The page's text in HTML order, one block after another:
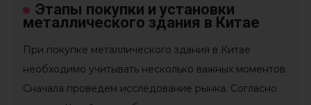
Этапы покупки и установки
металлического здания в Китае
При покупке металлического здания в Китае
необходимо учитывать несколько важных моментов.
Сначала проведем исследование рынка. Согласно